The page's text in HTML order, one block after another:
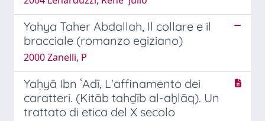
Yahya Taher Abdallah, Il collare e il
bracciale (romanzo egiziano)
2000 Zanelli, P
Yaḥyā Ibn ʿAdī, L'affinamento dei
caratteri. (Kitāb tahḏīb al-aḫlāq). Un
trattato di etica del X secolo